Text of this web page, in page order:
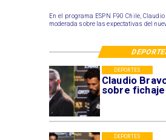
Claudio
sobre
DEPORTES
DEPORTES
En el programa ESPN F90 Chile,
moderada sobre las expectativas del